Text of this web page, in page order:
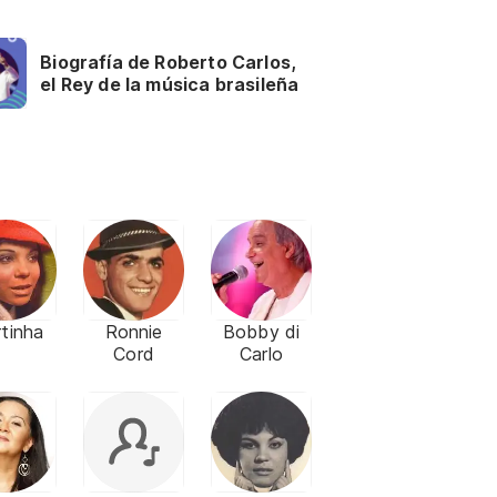
Biografía de Roberto Carlos,
el Rey de la música brasileña
Ronnie
Cord
Bobby di
Carlo